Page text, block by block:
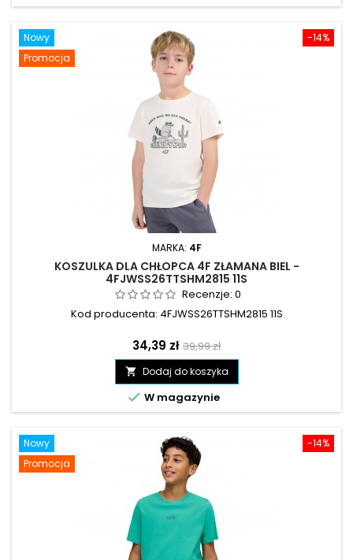
-14%
Nowy
Promocja
MARKA: 4F
KOSZULKA DLA CHŁOPCA 4F ZŁAMANA BIEL -
4FJWSS26TTSHM2815 11S
Recenzje: 0
Kod producenta: 4FJWSS26TTSHM2815 11S
Cena
34,39 zł Cena
podstawowa
39,99 zł
 Dodaj do koszyka
 W magazynie
-14%
Nowy
Promocja